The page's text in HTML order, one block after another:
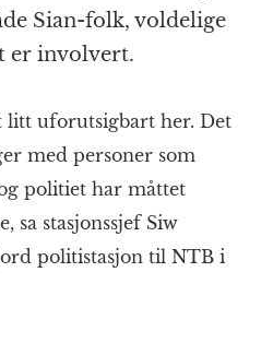
Sian-folk, voldelige
er involvert.
litt uforutsigbart her. Det
med personer som
politiet har måttet
sa stasjonssjef Siw
politistasjon til NTB i